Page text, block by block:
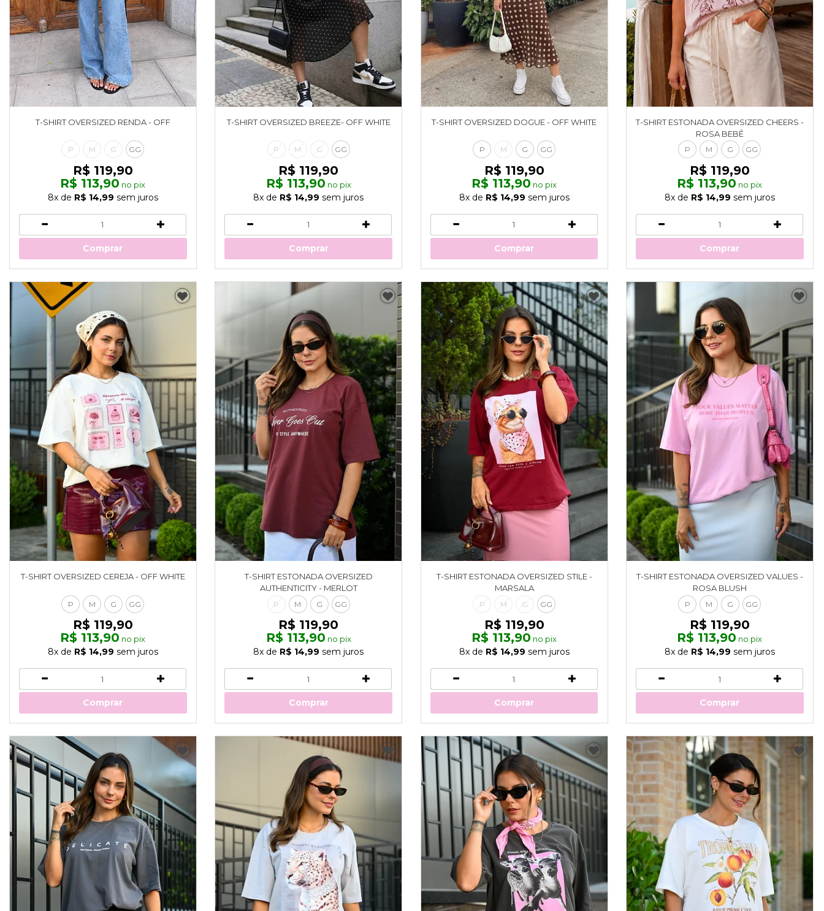
T-SHIRT OVERSIZED RENDA - OFF
P M G GG
R$ 119,90
R$ 113,90 no pix
8xde R$ 14,99 sem juros
Comprar
T-SHIRT OVERSIZED BREEZE- OFF WHITE
P M G GG
R$ 119,90
R$ 113,90 no pix
8x de R$ 14,99 sem juros
Comprar
T-SHIRT OVERSIZED DOGUE - OFF WHITE
P M G GG
R$ 119,90
R$ 113,90 no pix
8xde R$ 14,99 sem juros
Comprar
T-SHIRT ESTONADA OVERSIZED CHEERS -
ROSA BEBÊ
P M G GG
R$ 119,90
R$ 113,90 no pix
8xde R$ 14,99 sem juros
Comprar
T-SHIRT OVERSIZED CEREJA - OFF WHITE
P M G GG
R$ 119,90
R$ 113,90 no pix
8xde R$ 14,99 sem juros
Comprar
T-SHIRT ESTONADA OVERSIZED
AUTHENTICITY - MERLOT
P M G GG
R$ 119,90
R$ 113,90 no pix
8x de R$ 14,99 sem juros
Comprar
T-SHIRT ESTONADA OVERSIZED STILE -
MARSALA
P M G GG
R$ 119,90
R$ 113,90 no pix
8xde R$ 14,99 sem juros
Comprar
T-SHIRT ESTONADA OVERSIZED VALUES -
ROSA BLUSH
P M G GG
R$ 119,90
R$ 113,90 no pix
8xde R$ 14,99 sem juros
Comprar